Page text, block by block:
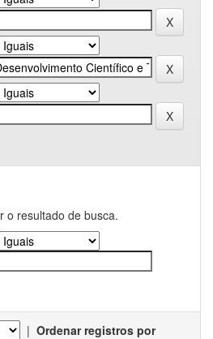
o resultado de busca.
| Ordenar registros por